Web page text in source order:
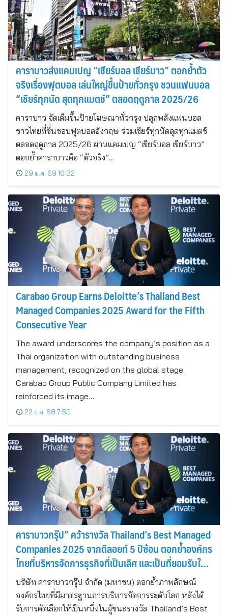
คาราบาวส่งแคมเปญ “เชียร์บอล เชียร์บาว” ตอกย้ำตัว
จริงเรื่องฟุตบอล เล่นใหญ่ขึ้นป้ายทั่วกรุง ชวนแฟนบอล
“เชียร์ทุกนัด สุดทุกแมตช์” ตลอดฤดูกาล 2025/26
คาราบาว จัดเต็มขึ้นป้ายโฆษณาทั่วกรุง ปลุกพลังแฟนบอล
ชาวไทยที่ชื่นชอบฟุตบอลอังกฤษ ร่วมเชียร์ทุกนัดสุดทุกแมตช์
ตลอดฤดูกาล 2025/26 ผ่านแคมเปญ “เชียร์บอล เชียร์บาว”
ตอกย้ำคาราบาวคือ “ตัวจริง”…
29 ม.ค. 69 16:32
Carabao Group Earns Deloitte’s Thailand Best
Managed Companies 2025 Award for the Fifth
Consecutive Year
The award underscores the company’s position as a
Thai organization with outstanding business
management, recognized on the global stage.
Carabao Group Public Company Limited has
reinforced its image…
22 ธ.ค. 68 7:50
คาราบาวกรุ๊ป” คว้ารางวัล Thailand’s Best Managed
Companies 2025 จากดีลอยท์ 5 ปีซ้อน ตอกย้ำองค์กร
ไทยที่บริหารจัดการธุรกิจที่เป็นเลิศ และเป็นที่ยอมรับใน
ระดับสากล
บริษัท คาราบาวกรุ๊ป จำกัด (มหาชน) ตอกย้ำภาพลักษณ์
องค์กรไทยที่มีมาตรฐานการบริหารจัดการระดับโลก หลังได้
รับการคัดเลือกให้เป็นหนึ่งในผู้ชนะรางวัล Thailand’s Best